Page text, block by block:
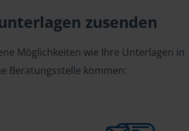
zusenden
Möglichkeiten wie Ihre Unterlagen in
Beratungsstelle kommen: